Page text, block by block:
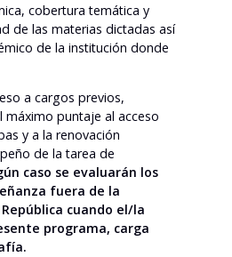
cobertura temática y
de las materias dictadas así
de la institución donde
a cargos previos,
puntaje al acceso
y a la renovación
de la tarea de
caso se evaluarán los
fuera de la
cuando el/la
programa, carga